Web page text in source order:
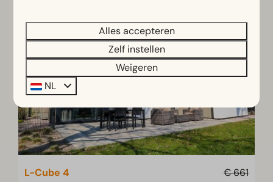
€ 661
L-Cube 4
Alles accepteren
Zelf instellen
Weigeren
NL